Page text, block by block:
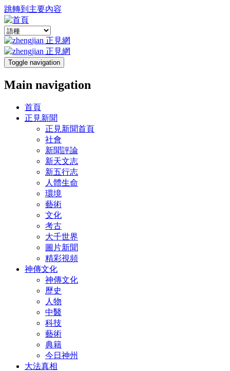
跳轉到主要內容
Toggle navigation
Main navigation
首頁
正見新聞
正見新聞首頁
社會
新聞評論
新天文志
新五行志
人體生命
環境
藝術
文化
考古
大千世界
圖片新聞
精彩視頻
神傳文化
神傳文化
歷史
人物
中醫
科技
藝術
典籍
今日神州
大法真相